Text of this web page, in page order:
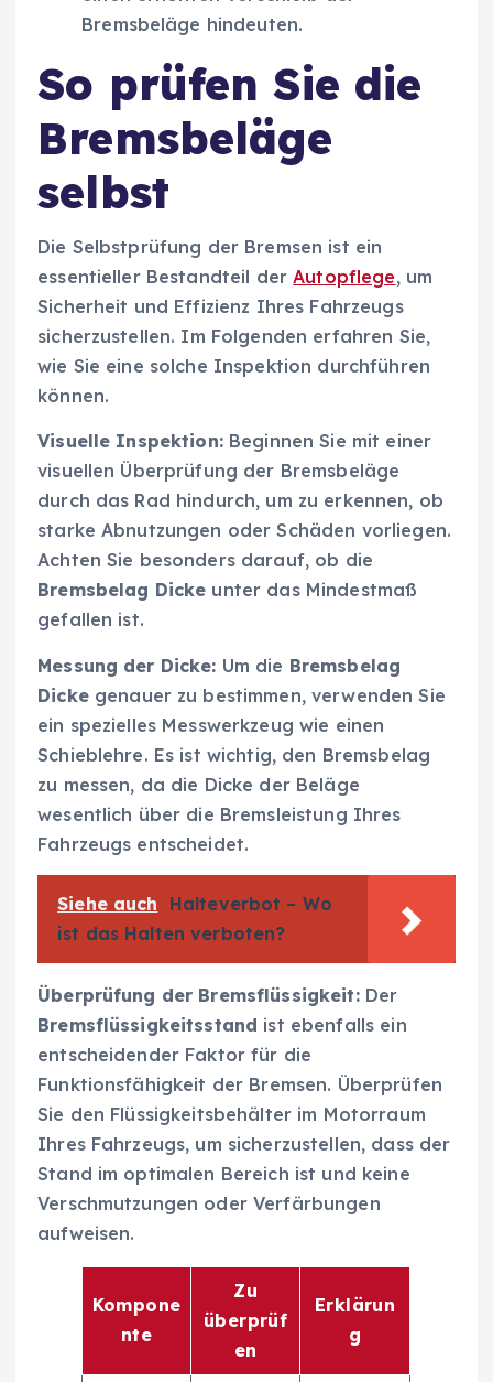
Bremsbeläge hindeuten.
So prüfen Sie die
Bremsbeläge
selbst
Die Selbstprüfung der Bremsen ist ein
essentieller Bestandteil derAutopflege, um
Sicherheit und Effizienz Ihres Fahrzeugs
sicherzustellen. Im Folgenden erfahren Sie,
wie Sie eine solche Inspektion durchführen
können.
Visuelle Inspektion:Beginnen Sie mit einer
visuellen Überprüfung der Bremsbeläge
durch das Rad hindurch, um zu erkennen, ob
starke Abnutzungen oder Schäden vorliegen.
Achten Sie besonders darauf, ob die
Bremsbelag Dicke unter das Mindestmaß
gefallen ist.
Messung der Dicke: Um die Bremsbelag
Dickegenauer zu bestimmen, verwenden Sie
ein spezielles Messwerkzeug wie einen
Schieblehre. Es ist wichtig, den Bremsbelag
zu messen, da die Dicke der Beläge
wesentlich über die Bremsleistung Ihres
Fahrzeugs entscheidet.
Siehe auch
Halteverbot – Wo
ist das Halten verboten?
Überprüfung der Bremsflüssigkeit:Der
Bremsflüssigkeitsstand ist ebenfalls ein
entscheidender Faktor für die
Funktionsfähigkeit der Bremsen. Überprüfen
Sie den Flüssigkeitsbehälter im Motorraum
Ihres Fahrzeugs, um sicherzustellen, dass der
Stand im optimalen Bereich ist und keine
Verschmutzungen oder Verfärbungen
aufweisen.
Kompone
nte
Zu
überprüf
en
Erklärun
g